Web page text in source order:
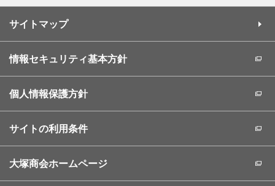
サイトマップ
情報セキュリティ基本方針
個人情報保護方針
サイトの利用条件
大塚商会ホームページ